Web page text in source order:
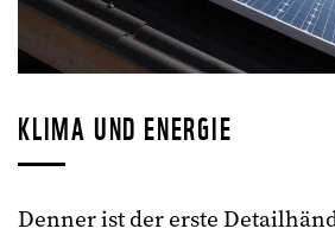
KLIMA UND ENERGIE
Denner ist der erste